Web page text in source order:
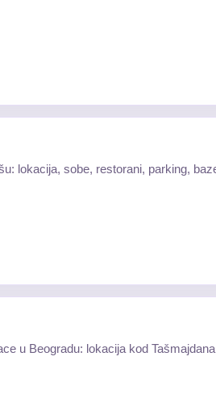
lokacija, sobe, restorani, parking,
u Beogradu: lokacija kod